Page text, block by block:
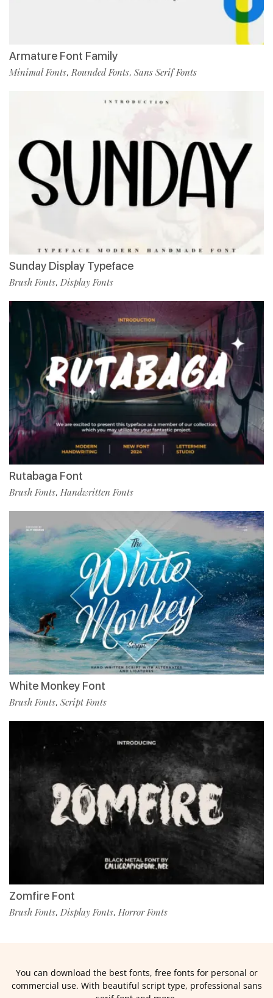
Armature Font Family
Minimal Fonts, Rounded Fonts, Sans Serif Fonts
Sunday Display Typeface
Brush Fonts, Display Fonts
Rutabaga Font
Brush Fonts, Handwritten Fonts
White Monkey Font
Brush Fonts, Script Fonts
Zomfire Font
Brush Fonts, Display Fonts, Horror Fonts
You can download the best fonts, free fonts for personal or
commercial use. With beautiful script type, professional sans